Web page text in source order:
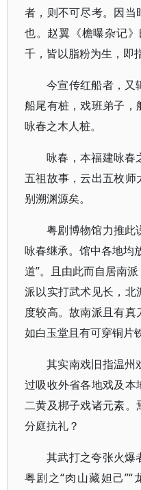
者，则不可尽考。因
也。赵翼《檐曝杂记
千，皆以脂粉为生，即
今宣传红船者，又
船尾有桩，戏班弟子，
咏春之木人桩。
咏春，本福建咏春
五祖故事，云出五枚师
别溯渊源矣。
粤剧博物馆力推此
咏春继承。馆中各地均
道”。且由此而自居南
派以实打武术见长，北
度较高。故南派且有真
如白玉堂且有可穿铜片
其实南戏旧指温州
过吸收外省各地戏及本
二黄及梆子戏诸元素。
分庭抗礼？
其武打之夸张火爆
粤剧之“肉山藏妲己